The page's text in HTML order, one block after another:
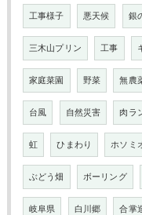
工事様子 悪天候 銀
三木山プリン 工事
家庭菜園 野菜 無農
台風 自然災害 肉ラ
虹 ひまわり ホソミ
ぶどう畑 ボーリング
岐阜県 白川郷 合掌